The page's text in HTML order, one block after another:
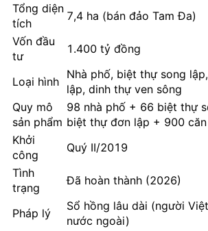
Tổng diện
tích
7,4 ha (bán đảo Tam Đa)
Vốn đầu
tư
1.400 tỷ đồng
Loại hình
Nhà phố, biệt thự song
lập, dinh thự ven sông
Quy mô
sản phẩm
98 nhà phố + 66 biệt thự
biệt thự đơn lập + 900
Khởi
công
Quý II/2019
Tình
trạng
Đã hoàn thành (2026)
Pháp lý
Sổ hồng lâu dài (người
nước ngoài)